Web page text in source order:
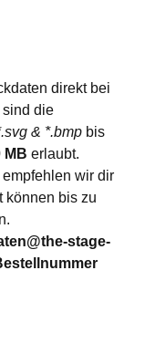
direkt bei
die
& *.bmp bis
MB erlaubt.
wir dir
können bis zu
stage-